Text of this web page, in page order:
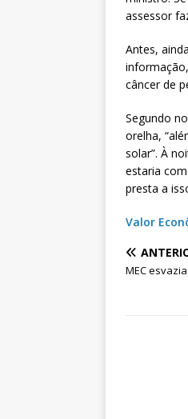
assessor
Antes,
câncer de
Segundo
orelha,
solar”. À
estaria
presta a
Valor
MEC